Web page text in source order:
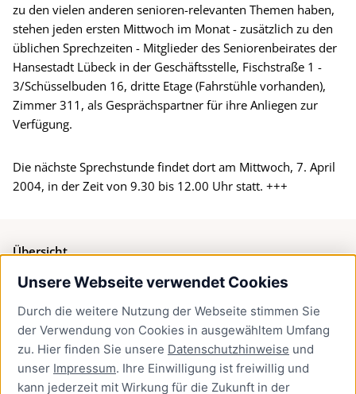
Unsere Webseite verwendet Cookies
Durch die weitere Nutzung der Webseite stimmen Sie
der Verwendung von Cookies in ausgewähltem Umfang
zu. Hier finden Sie unsere Datenschutzhinweise und
unser Impressum. Ihre Einwilligung ist freiwillig und
kann jederzeit mit Wirkung für die Zukunft in der
zu den vielen anderen senioren-relevanten Themen haben,
stehen jeden ersten Mittwoch im Monat - zusätzlich zu den
üblichen Sprechzeiten - Mitglieder des Seniorenbeirates der
Hansestadt Lübeck in der Geschäftsstelle, Fischstraße 1 -
3/Schüsselbuden 16, dritte Etage (Fahrstühle vorhanden),
Zimmer 311, als Gesprächspartner für ihre Anliegen zur
Verfügung.
Die nächste Sprechstunde findet dort am Mittwoch, 7. April
2004, in der Zeit von 9.30 bis 12.00 Uhr statt. +++
Übersicht
Bürgerservice
Presse
Newsletter Lübeck:kompakt
Kontakt